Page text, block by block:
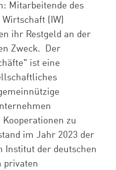
Mitarbeitende des
(IW)
ihr Restgeld an der
Zweck. Der
ist eine
zu
im Jahr 2023 der
Institut der deutschen
privaten